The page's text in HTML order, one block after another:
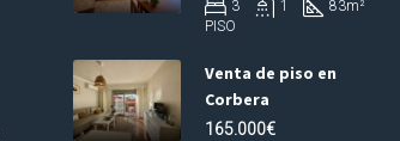
3 1 83m²
PISO
Venta de piso en
Corbera
165.000€